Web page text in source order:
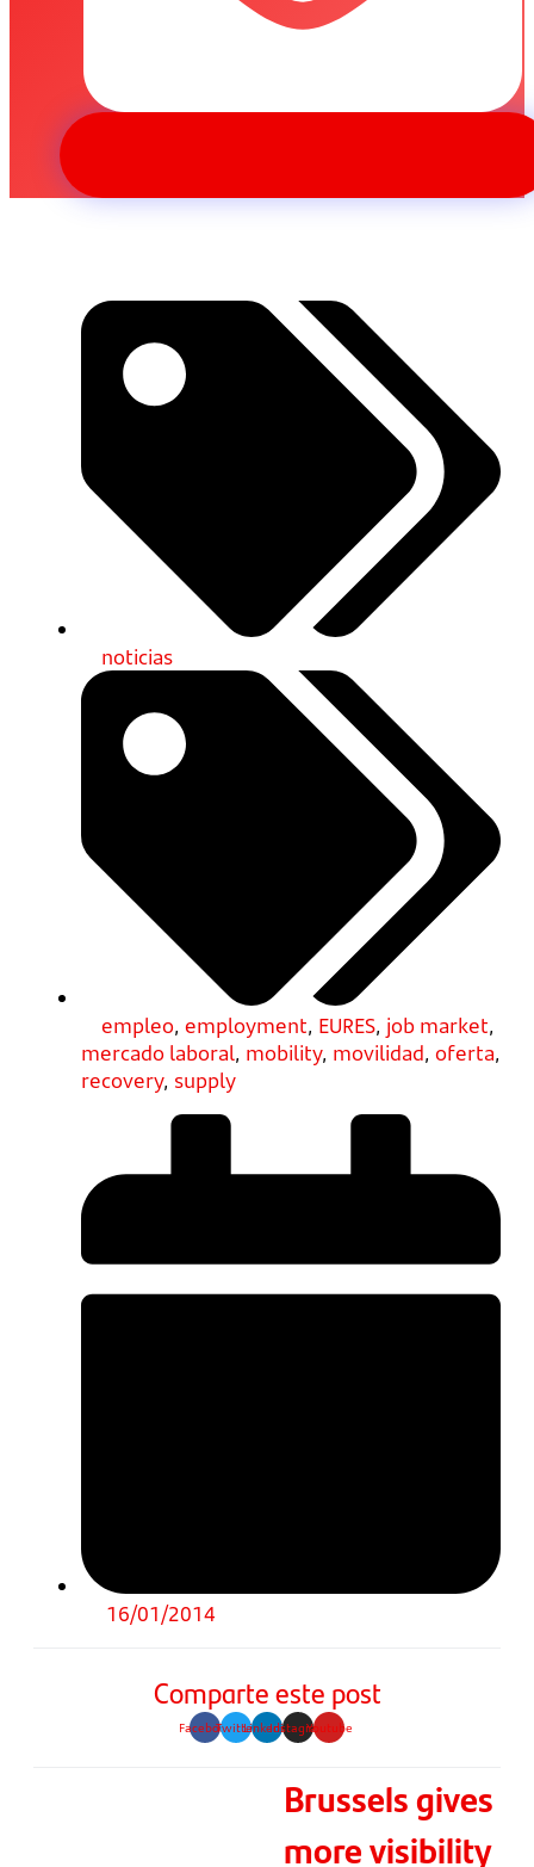
noticias
empleo, employment, EURES, job market,
mercado laboral, mobility, movilidad, oferta,
recovery, supply
16/01/2014
Comparte este post
FacebookTwitterLinkedinInstagramYoutube
Brussels gives
more visibility